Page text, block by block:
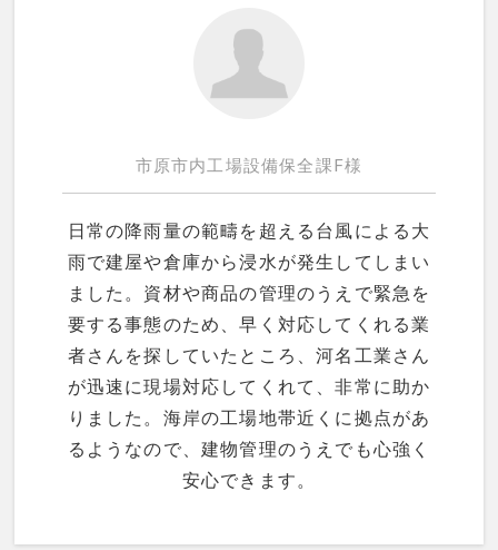
市原市内工場設備保全課F様
日常の降雨量の範疇を超える台風による大
雨で建屋や倉庫から浸水が発生してしまい
ました。資材や商品の管理のうえで緊急を
要する事態のため、早く対応してくれる業
者さんを探していたところ、河名工業さん
が迅速に現場対応してくれて、非常に助か
りました。海岸の工場地帯近くに拠点があ
るようなので、建物管理のうえでも心強く
安心できます。